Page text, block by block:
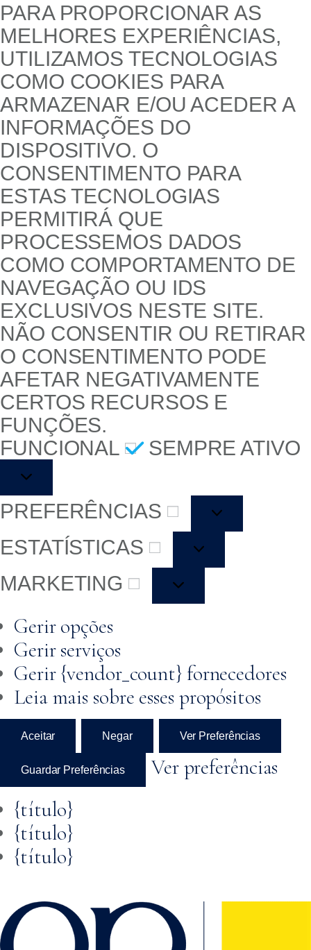
PARA PROPORCIONAR AS
MELHORES EXPERIÊNCIAS,
UTILIZAMOS TECNOLOGIAS
COMO COOKIES PARA
ARMAZENAR E/OU ACEDER A
INFORMAÇÕES DO
DISPOSITIVO. O
CONSENTIMENTO PARA
ESTAS TECNOLOGIAS
PERMITIRÁ QUE
PROCESSEMOS DADOS
COMO COMPORTAMENTO DE
NAVEGAÇÃO OU IDS
EXCLUSIVOS NESTE SITE.
NÃO CONSENTIR OU RETIRAR
O CONSENTIMENTO PODE
AFETAR NEGATIVAMENTE
CERTOS RECURSOS E
FUNÇÕES.
FUNCIONAL
SEMPRE ATIVO
PREFERÊNCIAS
ESTATÍSTICAS
MARKETING
Gerir opções
Gerir serviços
Gerir {vendor_count} fornecedores
Leia mais sobre esses propósitos
Aceitar Negar Ver Preferências
Guardar Preferências
Ver preferências
{título}
{título}
{título}